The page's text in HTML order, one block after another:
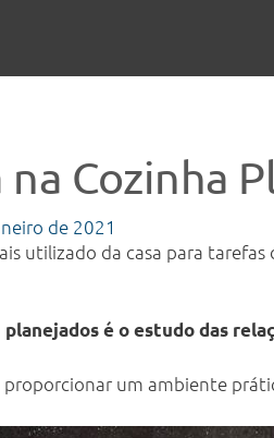
Cozinha
de 2021
utilizado da casa para
é o estudo das
um ambiente